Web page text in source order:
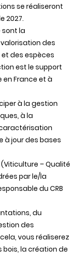
se réaliseront
2027.
sont la
des
des espèces
est le support
France et à
à la gestion
à la
à jour des bases
– Qualité
par le/la
du CRB
du
des
vous réaliserez
bois, la création de